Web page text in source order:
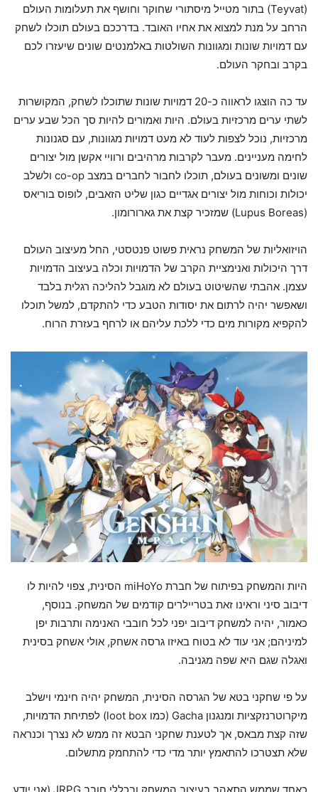
(Teyvat) בתור מטייל מיסתורי שחוקר וחושף את תעלומות העולם
הרחב על מנת למצוא את אחיו האובד. בדרככם בעולם תוכלו לשחק
עם דמויות שונות ומגוונות השולטות באלמנטים שונים שיעזרו לכם
בקרב ובחקר העולם.
עד כה הוצגו לראווה כ-20 דמויות שונות שתוכלו לשחק, המקושרות
לשתי ערים מרכזיות בעולם. היות ואמורים להיות סך הכל שבע ערים
מרכזיות, נוכל לצפות לעוד לא מעט דמויות מגוונות, עם סגנונות
לחימה מעניינים. מעבר לקרבות מרהיבים ורוויי אקשן מול יצורים
שונים ומשונים בעולם, תוכלו לחבור לחברים במצב co-op ולשלב
יכולות וכוחות מול יצורים אגדיים כגון שליט הזאבים, לופוס בוריאס
(Lupus Boreas) שמזכיר קצת את גארורומון.
הויזואליות של המשחק נראית פשוט פנטסטי, החל מעיצוב העולם
דרך היכולות ואנימציית הקרב של הדמויות וכלה בעיצוב הדמויות
עצמן. אהבתי שהשיטוט בעולם לא מוגבל להליכה רגלית בלבד
ושאפשר יהיה לרתום את יסודות הטבע כדי להתקדם, למשל תוכלו
להקפיא מקורות מים כדי ללכת עליהם או לרחף בעזרת הרוח.
היות והמשחק בפיתוח של חברת miHoYo הסינית, צפוי להיות לו
דיבוב סיני וראינו זאת בטריילרים קודמים של המשחק. בנוסף,
כאמור, יהיה למשחק דיבוב יפני לכל חובבי האנימה ותרבות יפן
למיניהם; אני עוד לא בטוח באיזו גרסה אשחק, אולי אשחק בסינית
ואגלה שגם היא שפה מגניבה.
על פי שחקני בטא של הגרסה הסינית, המשחק יהיה חינמי וישלב
מיקרוטרנזקציות ומנגנון Gacha (כמו loot box) לפתיחת הדמויות,
שזה קצת מבאס, אך לטענת שחקני הבטא זה ממש לא נצרך וכנראה
שלא תצטרכו להתאמץ יותר מדי כדי להתחמק מתשלום.